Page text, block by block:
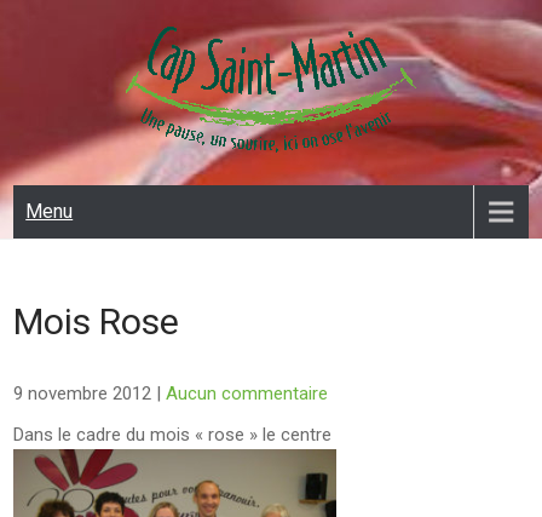
CAP SAINT MARTIN
Menu
Mois Rose
9 novembre 2012 |Aucun commentaire
Dans le cadre du mois « rose » le centre